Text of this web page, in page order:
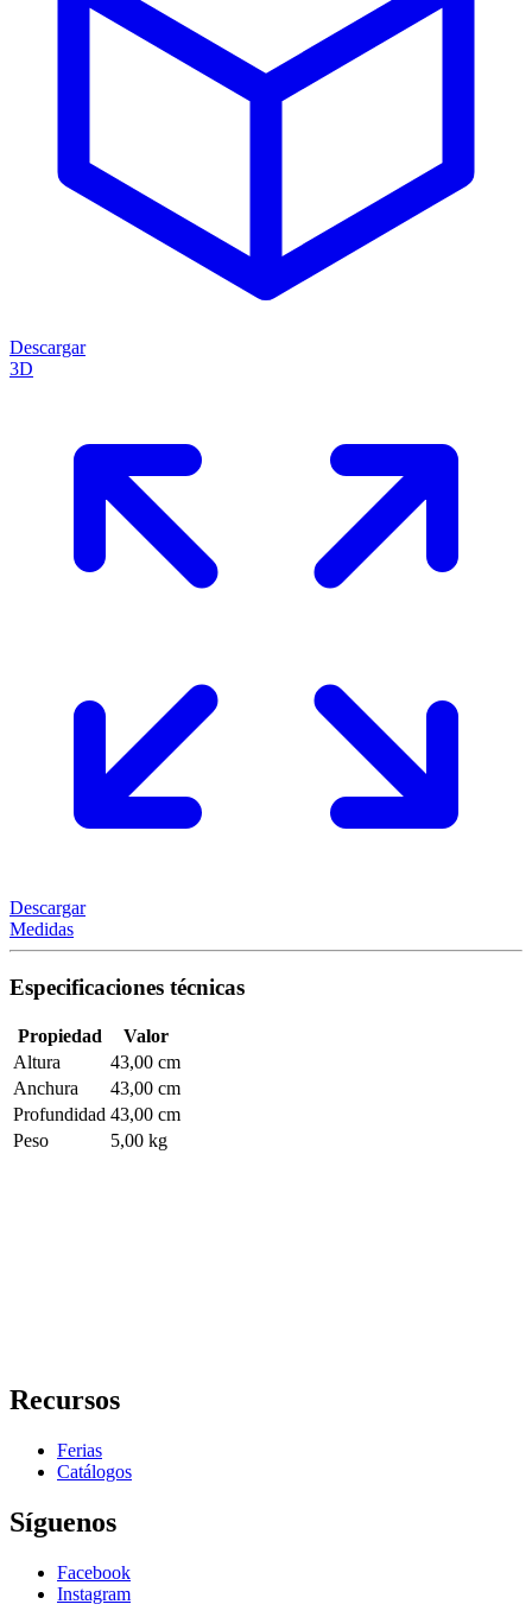
Descargar
3D
Descargar
Medidas
Especificaciones técnicas
Propiedad
Valor
Altura
43,00 cm
Anchura
43,00 cm
Profundidad 43,00 cm
Peso
5,00 kg
Recursos
Ferias
Catálogos
Síguenos
Facebook
Instagram